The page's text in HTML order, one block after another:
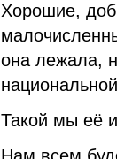
Хорошие,
она лежала,
Такой мы её